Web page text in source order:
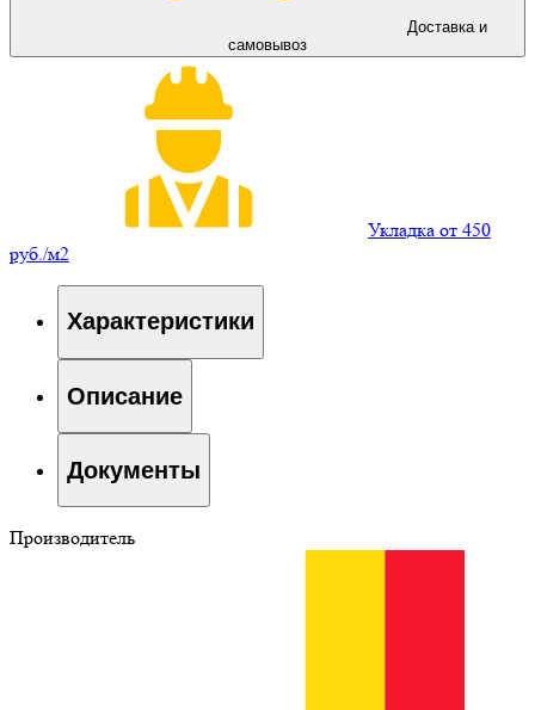
Доставка и
самовывоз
Укладка от 450
руб./м2
Характеристики
Описание
Документы
Производитель